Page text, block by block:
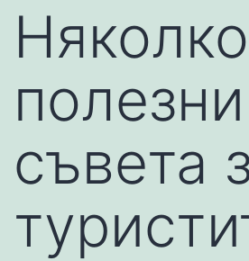
Няколко
полезни
съвета